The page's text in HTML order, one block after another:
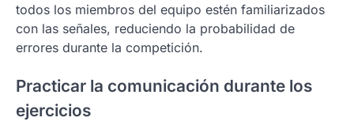
todos los miembros del equipo estén familiarizados
con las señales, reduciendo la probabilidad de
errores durante la competición.
Practicar la comunicación durante los
ejercicios